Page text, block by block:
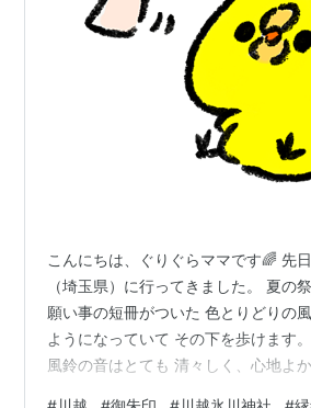
こんにちは、ぐりぐらママです🌈 先
（埼玉県）に行ってきました。 夏の
願い事の短冊がついた 色とりどりの
ようになっていて その下を歩けます
風鈴の音はとても 清々しく、心地よ